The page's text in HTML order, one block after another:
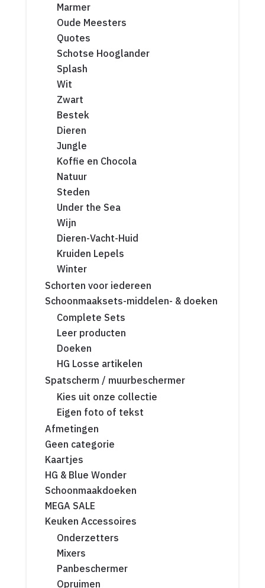
Marmer
Oude Meesters
Quotes
Schotse Hooglander
Splash
Wit
Zwart
Bestek
Dieren
Jungle
Koffie en Chocola
Natuur
Steden
Under the Sea
Wijn
Dieren-Vacht-Huid
Kruiden Lepels
Winter
Schorten voor iedereen
Schoonmaaksets-middelen- & doeken
Complete Sets
Leer producten
Doeken
HG Losse artikelen
Spatscherm / muurbeschermer
Kies uit onze collectie
Eigen foto of tekst
Afmetingen
Geen categorie
Kaartjes
HG & Blue Wonder
Schoonmaakdoeken
MEGA SALE
Keuken Accessoires
Onderzetters
Mixers
Panbeschermer
Opruimen